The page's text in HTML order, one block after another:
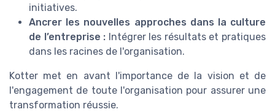
initiatives.
Ancrer les nouvelles approches dans la culture
de l’entreprise : Intégrer les résultats et pratiques
dans les racines de l'organisation.
Kotter met en avant l'importance de la vision et de
l'engagement de toute l'organisation pour assurer une
transformation réussie.